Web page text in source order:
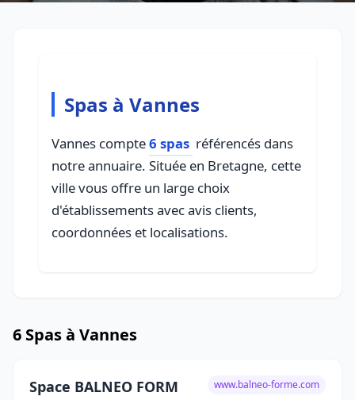
Spas à Vannes
Vannes compte6 spas référencés dans
notre annuaire. Située en Bretagne, cette
ville vous offre un large choix
d'établissements avec avis clients,
coordonnées et localisations.
6 Spas à Vannes
Space BALNEO FORM www.balneo-forme.com